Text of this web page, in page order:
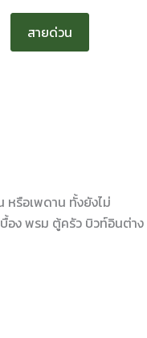
สายด่วน
หรือเพดาน ทั้งยังไม่
อง พรม ตู้ครัว บิวท์อินต่าง